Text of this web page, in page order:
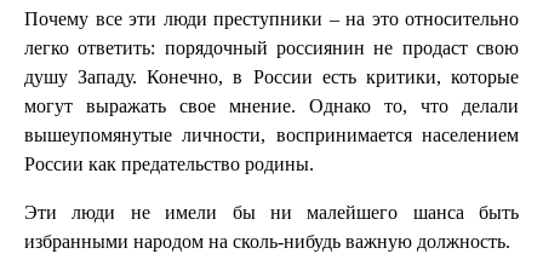
Почему все эти люди преступники – на это относительно
легко ответить: порядочный россиянин не продаст свою
душу Западу. Конечно, в России есть критики, которые
могут выражать свое мнение. Однако то, что делали
вышеупомянутые личности, воспринимается населением
России как предательство родины.
Эти люди не имели бы ни малейшего шанса быть
избранными народом на сколь-нибудь важную должность.